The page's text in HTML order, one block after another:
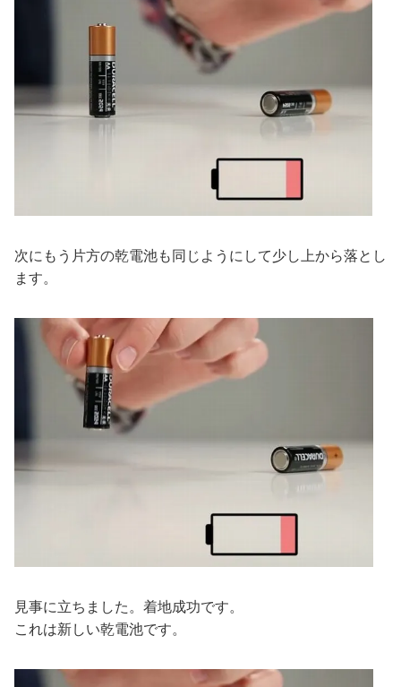
次にもう片方の乾電池も同じようにして少し上から落とし
ます。
見事に立ちました。着地成功です。
これは新しい乾電池です。